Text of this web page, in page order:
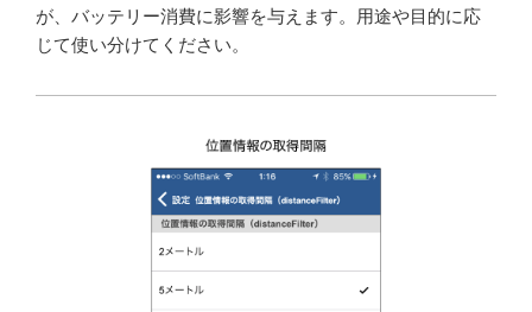
が、バッテリー消費に影響を与えます。用途や目的に応
じて使い分けてください。